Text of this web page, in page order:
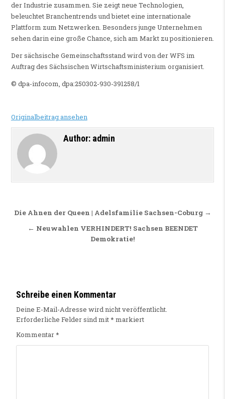
der Industrie zusammen. Sie zeigt neue Technologien,
beleuchtet Branchentrends und bietet eine internationale
Plattform zum Netzwerken. Besonders junge Unternehmen
sehen darin eine große Chance, sich am Markt zu positionieren.
Der sächsische Gemeinschaftsstand wird von der WFS im
Auftrag des Sächsischen Wirtschaftsministerium organisiert.
© dpa-infocom, dpa:250302-930-391258/1
Originalbeitrag ansehen
Author: admin
Beitragsnavigation
Die Ahnen der Queen | Adelsfamilie Sachsen-Coburg →
← Neuwahlen VERHINDERT! Sachsen BEENDET
Demokratie!
Schreibe einen Kommentar
Deine E-Mail-Adresse wird nicht veröffentlicht.
Erforderliche Felder sind mit* markiert
Kommentar*